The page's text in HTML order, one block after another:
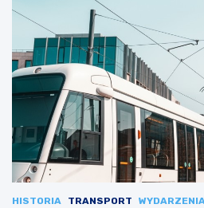
HISTORIA TRANSPORT WYDARZENIA